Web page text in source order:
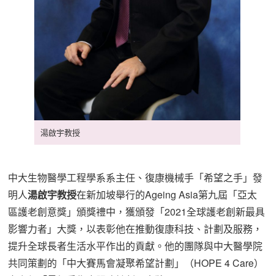
湯啟宇教授
中大生物醫學工程學系系主任、復康機械手「希望之手」發
明人湯啟宇教授在新加坡舉行的Ageing Asia第九屆「亞太
區護老創意獎」頒獎禮中，獲頒發「2021全球護老創新最具
影響力者」大獎，以表彰他在推動復康科技、計劃及服務，
提升全球長者生活水平作出的貢獻。他的團隊與中大醫學院
共同策劃的「中大賽馬會凝聚希望計劃」（HOPE 4 Care）